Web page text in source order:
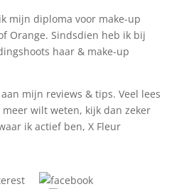
mijn diploma voor make-up
Orange. Sindsdien heb ik bij
haar & make-up
mijn reviews & tips. Veel lees
wilt weten, kijk dan zeker
ik actief ben, X Fleur